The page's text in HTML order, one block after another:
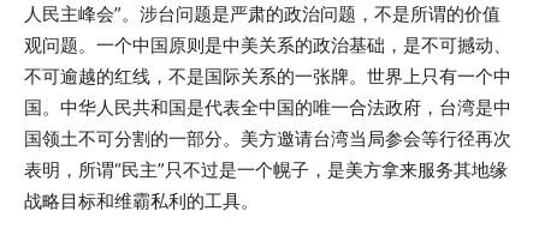
人民主峰会”。涉台问题是严肃的政治问题，不是所谓的价值
观问题。一个中国原则是中美关系的政治基础，是不可撼动、
不可逾越的红线，不是国际关系的一张牌。世界上只有一个中
国。中华人民共和国是代表全中国的唯一合法政府，台湾是中
国领土不可分割的一部分。美方邀请台湾当局参会等行径再次
表明，所谓“民主”只不过是一个幌子，是美方拿来服务其地缘
战略目标和维霸私利的工具。